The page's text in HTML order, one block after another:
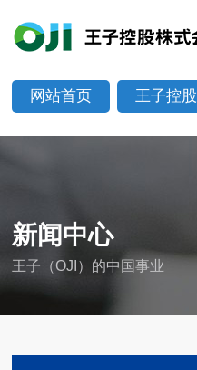
网站首页 王子控股
新闻中心
王子（OJI）的中国事业